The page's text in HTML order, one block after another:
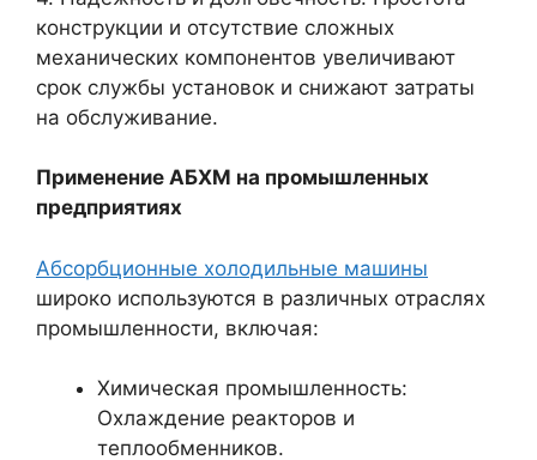
конструкции и отсутствие сложных
механических компонентов увеличивают
срок службы установок и снижают затраты
на обслуживание.
Применение АБХМ на промышленных
предприятиях
Абсорбционные холодильные машины
широко используются в различных отраслях
промышленности, включая:
Химическая промышленность:
Охлаждение реакторов и
теплообменников.